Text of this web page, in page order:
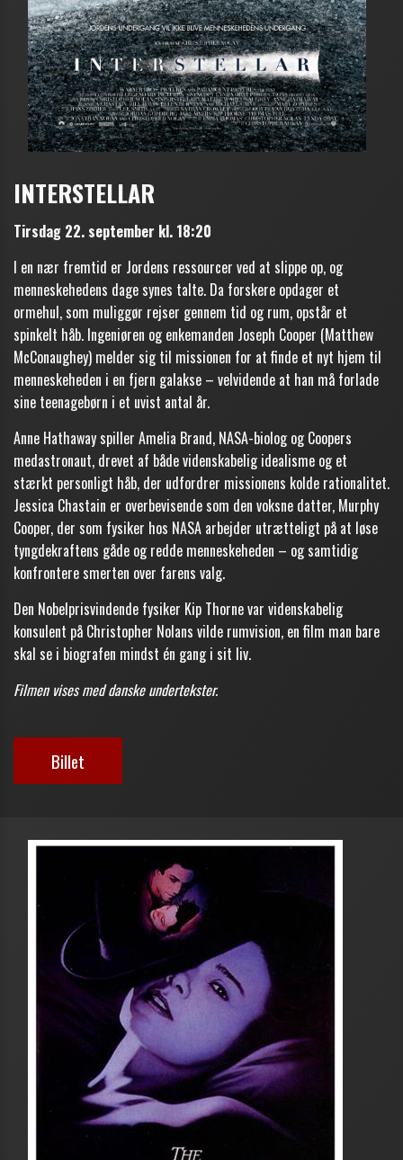
INTERSTELLAR
Tirsdag 22. september kl. 18:20
I en nær fremtid er Jordens ressourcer ved at slippe op, og
menneskehedens dage synes talte. Da forskere opdager et
ormehul, som muliggør rejser gennem tid og rum, opstår et
spinkelt håb. Ingeniøren og enkemanden Joseph Cooper (Matthew
McConaughey) melder sig til missionen for at finde et nyt hjem til
menneskeheden i en fjern galakse – velvidende at han må forlade
sine teenagebørn i et uvist antal år.
Anne Hathaway spiller Amelia Brand, NASA-biolog og Coopers
medastronaut, drevet af både videnskabelig idealisme og et
stærkt personligt håb, der udfordrer missionens kolde rationalitet.
Jessica Chastain er overbevisende som den voksne datter, Murphy
Cooper, der som fysiker hos NASA arbejder utrætteligt på at løse
tyngdekraftens gåde og redde menneskeheden – og samtidig
konfrontere smerten over farens valg.
Den Nobelprisvindende fysiker Kip Thorne var videnskabelig
konsulent på Christopher Nolans vilde rumvision, en film man bare
skal se i biografen mindst én gang i sit liv.
Filmen vises med danske undertekster.
Billet